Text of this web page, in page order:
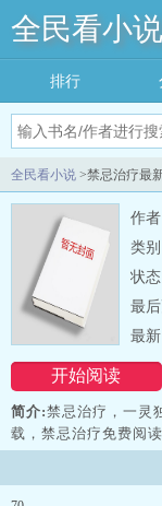
全民看小说
排行
全民看小说 >禁忌治疗最
作
类
状
开始阅读
最
最新
简介:禁忌治疗，一灵
载，禁忌治疗免费阅